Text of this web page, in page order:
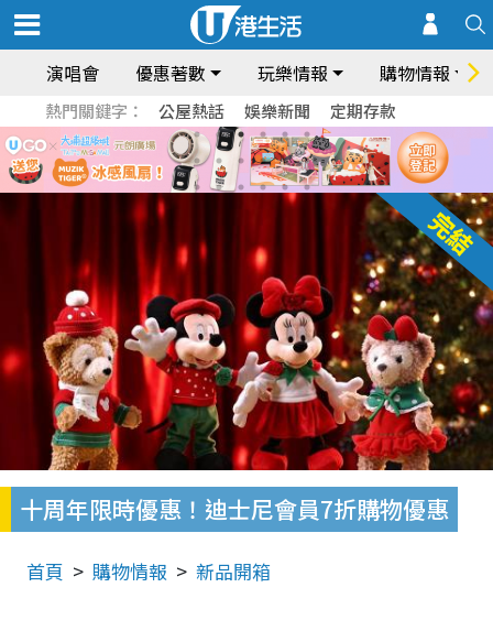
演唱會 優惠著數 玩樂情報 購物情報
熱門關鍵字： 公屋熱話 娛樂新聞 定期存款
十周年限時優惠！迪士尼會員7折購物優惠
首頁 購物情報 新品開箱